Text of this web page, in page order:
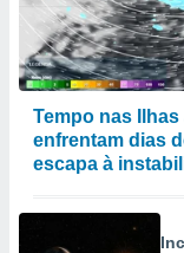
Tempo nas
enfrentam dias
escapa à